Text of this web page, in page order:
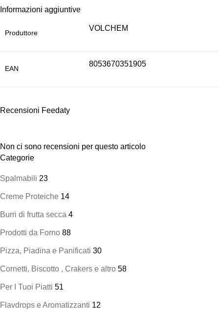
Informazioni aggiuntive
Produttore
VOLCHEM
EAN
8053670351905
Recensioni Feedaty
Non ci sono recensioni per questo articolo
Categorie
Spalmabili 23
Creme Proteiche 14
Burri di frutta secca 4
Prodotti da Forno 88
Pizza, Piadina e Panificati 30
Cornetti, Biscotto , Crakers e altro 58
Per I Tuoi Piatti 51
Flavdrops e Aromatizzanti 12